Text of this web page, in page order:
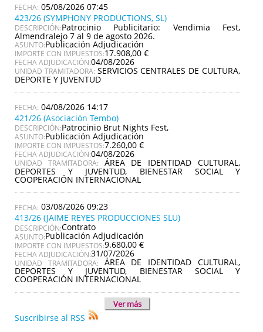
05/08/2026 07:45
423/26 (SYMPHONY PRODUCTIONS, SL)
DESCRIPCIÓN:Patrocinio Publicitario: Vendimia Fest,
Almendralejo 7 al 9 de agosto 2026.
ASUNTO:Publicación Adjudicación
IMPORTE CON IMPUESTOS:17.908,00 €
FECHA ADJUDICACIÓN:04/08/2026
UNIDAD TRAMITADORA: SERVICIOS CENTRALES DE CULTURA,
DEPORTE Y JUVENTUD
04/08/2026 14:17
421/26 (Asociación Tembo)
DESCRIPCIÓN:Patrocinio Brut Nights Fest,
ASUNTO:Publicación Adjudicación
IMPORTE CON IMPUESTOS:7.260,00 €
FECHA ADJUDICACIÓN:04/08/2026
UNIDAD TRAMITADORA: ÁREA DE IDENTIDAD CULTURAL,
DEPORTES Y JUVENTUD, BIENESTAR SOCIAL Y
COOPERACIÓN INTERNACIONAL
03/08/2026 09:23
413/26 (JAIME REYES PRODUCCIONES SLU)
DESCRIPCIÓN:Contrato
ASUNTO:Publicación Adjudicación
IMPORTE CON IMPUESTOS:9.680,00 €
FECHA ADJUDICACIÓN:31/07/2026
UNIDAD TRAMITADORA: ÁREA DE IDENTIDAD CULTURAL,
DEPORTES Y JUVENTUD, BIENESTAR SOCIAL Y
COOPERACIÓN INTERNACIONAL
Ver más
Suscribirse al RSS